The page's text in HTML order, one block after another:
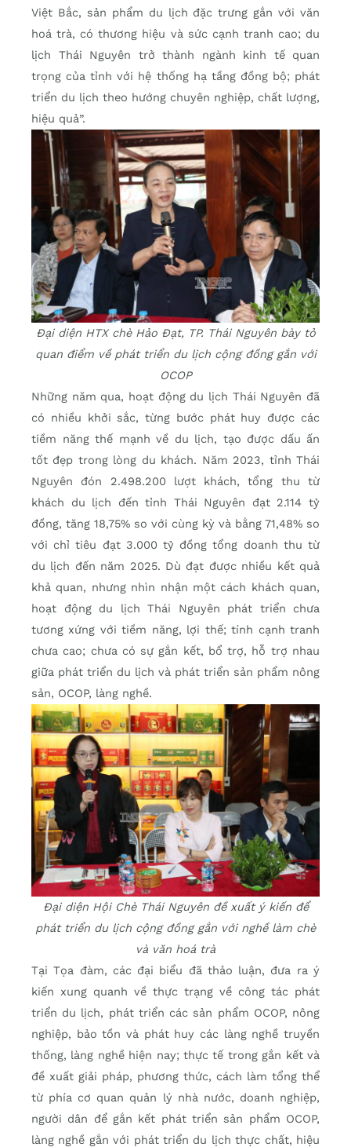
Việt Bắc, sản phẩm du lịch đặc trưng gắn với văn
hoá trà, có thương hiệu và sức cạnh tranh cao; du
lịch Thái Nguyên trở thành ngành kinh tế quan
trọng của tỉnh với hệ thống hạ tầng đồng bộ; phát
triển du lịch theo hướng chuyên nghiệp, chất lượng,
hiệu quả”.
Đại diện HTX chè Hảo Đạt, TP. Thái Nguyên bày tỏ
quan điểm về phát triển du lịch cộng đồng gắn với
OCOP
Những năm qua, hoạt động du lịch Thái Nguyên đã
có nhiều khởi sắc, từng bước phát huy được các
tiềm năng thế mạnh về du lịch, tạo được dấu ấn
tốt đẹp trong lòng du khách. Năm 2023, tỉnh Thái
Nguyên đón 2.498.200 lượt khách, tổng thu từ
khách du lịch đến tỉnh Thái Nguyên đạt 2.114 tỷ
đồng, tăng 18,75% so với cùng kỳ và bằng 71,48% so
với chỉ tiêu đạt 3.000 tỷ đồng tổng doanh thu từ
du lịch đến năm 2025. Dù đạt được nhiều kết quả
khả quan, nhưng nhìn nhận một cách khách quan,
hoạt động du lịch Thái Nguyên phát triển chưa
tương xứng với tiềm năng, lợi thế; tính cạnh tranh
chưa cao; chưa có sự gắn kết, bổ trợ, hỗ trợ nhau
giữa phát triển du lịch và phát triển sản phẩm nông
sản, OCOP, làng nghề.
Đại diện Hội Chè Thái Nguyên đề xuất ý kiến để
phát triển du lịch cộng đồng gắn với nghề làm chè
và văn hoá trà
Tại Tọa đàm, các đại biểu đã thảo luận, đưa ra ý
kiến xung quanh về thực trạng về công tác phát
triển du lịch, phát triển các sản phẩm OCOP, nông
nghiệp, bảo tồn và phát huy các làng nghề truyền
thống, làng nghề hiện nay; thực tế trong gắn kết và
đề xuất giải pháp, phương thức, cách làm tổng thể
từ phía cơ quan quản lý nhà nước, doanh nghiệp,
người dân để gắn kết phát triển sản phẩm OCOP,
làng nghề gắn với phát triển du lịch thực chất, hiệu